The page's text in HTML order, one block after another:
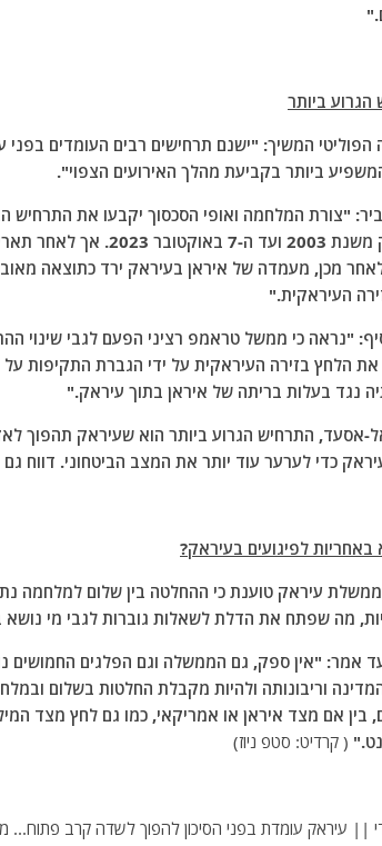
הגרוע ביותר
הפוליטי המשיך: "ישנם תרחישים רבים העומדים
ביותר בקביעת מהלך האירועים הצפוי".
"צורת המלחמה ואופי הסכסוך יקבעו את התרחיש
בעיראק משנת 2003
מכן, מעמדה של איראן בעיראק ירד כתוצאה
העיראקית."
"נראה כי ממשל טראמפ רציני הפעם לגבי שינוי
את הלחץ בזירה העיראקית על ידי הגברת התקיפות
נגד בעלות בריתה של איראן בתוך עיראק."
אסעד, התרחיש הגרוע ביותר הוא שעיראק תהפוך
כדי לערער עוד יותר את המצב הביטחוני. דווח
באחריות לפיגועים בעיראק?
עיראק טוענת כי ההחלטה בין שלום למלחמה
מה שפתח את הדלת לשאלות גוברות לגבי מי
אמר: "אין ספק, גם הממשלה וגם הפלגים החמושים
המדינה וריבונותה ולהיות מקבלת החלטות בשלום
בין אם מצד איראן או אמריקאי, כמו גם לחץ מצד
( קרדיט: סטפ ניוז)